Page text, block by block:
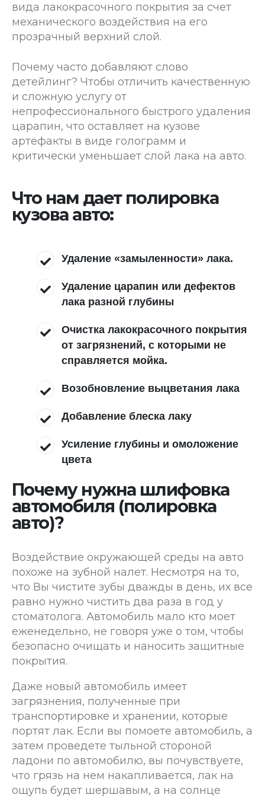
вида лакокрасочного покрытия за счет
механического воздействия на его
прозрачный верхний слой.
Почему часто добавляют слово
детейлинг? Чтобы отличить качественную
и сложную услугу от
непрофессионального быстрого удаления
царапин, что оставляет на кузове
артефакты в виде голограмм и
критически уменьшает слой лака на авто.
Что нам дает полировка
кузова авто:
Удаление «замыленности» лака.
Удаление царапин или дефектов
лака разной глубины
Очистка лакокрасочного покрытия
от загрязнений, с которыми не
справляется мойка.
Возобновление выцветания лака
Добавление блеска лаку
Усиление глубины и омоложение
цвета
Почему нужна шлифовка
автомобиля (полировка
авто)?
Воздействие окружающей среды на авто
похоже на зубной налет. Несмотря на то,
что Вы чистите зубы дважды в день, их все
равно нужно чистить два раза в год у
стоматолога. Автомобиль мало кто моет
еженедельно, не говоря уже о том, чтобы
безопасно очищать и наносить защитные
покрытия.
Даже новый автомобиль имеет
загрязнения, полученные при
транспортировке и хранении, которые
портят лак. Если вы помоете автомобиль, а
затем проведете тыльной стороной
ладони по автомобилю, вы почувствуете,
что грязь на нем накапливается, лак на
ощупь будет шершавым, а на солнце